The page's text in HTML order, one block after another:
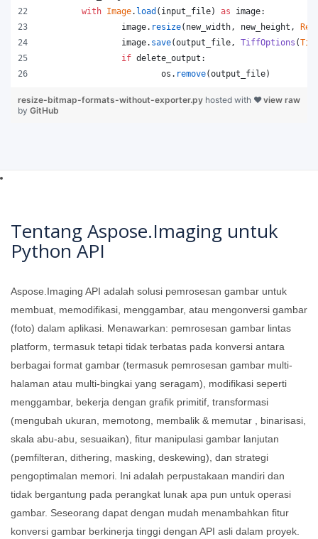
with Image. load ( input_file) as image:
image. resize( new_width , new_height ,
image. save(output_file , TiffOptions (
if delete_output :
os . remove(output_file)
view raw
resize-bitmap-formats-without-exporter.py hosted with ❤
by GitHub
Tentang Aspose.Imaging untuk
Python API
Aspose.Imaging API adalah solusi pemrosesan gambar untuk
membuat, memodifikasi, menggambar, atau mengonversi gambar
(foto) dalam aplikasi. Menawarkan: pemrosesan gambar lintas
platform, termasuk tetapi tidak terbatas pada konversi antara
berbagai format gambar (termasuk pemrosesan gambar multi-
halaman atau multi-bingkai yang seragam), modifikasi seperti
menggambar, bekerja dengan grafik primitif, transformasi
(mengubah ukuran, memotong, membalik & memutar , binarisasi,
skala abu-abu, sesuaikan), fitur manipulasi gambar lanjutan
(pemfilteran, dithering, masking, deskewing), dan strategi
pengoptimalan memori. Ini adalah perpustakaan mandiri dan
tidak bergantung pada perangkat lunak apa pun untuk operasi
gambar. Seseorang dapat dengan mudah menambahkan fitur
konversi gambar berkinerja tinggi dengan API asli dalam proyek.